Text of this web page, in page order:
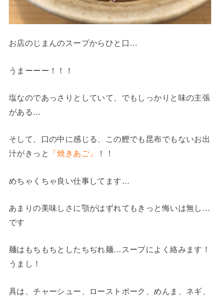
お店のじまんのスープからひと口…
うまーーー！！！
塩なのであっさりとしていて、でもしっかりと味の主張
がある…
そして、口の中に感じる、この鰹でも昆布でもないお出
汁がきっと
「焼きあご」 ！！
めちゃくちゃ良い仕事してます…
あまりの美味しさに顎がはずれてもきっと悔いは無し…
です
麺はもちもちとしたちぢれ麺…スープによく絡みます！
うまし！
具は、チャーシュー、ローストポーク、めんま、ネギ、